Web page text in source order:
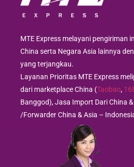
MTE Express melayani pengiriman
China serta Negara Asia lainnya
yang terjangkau.
Layanan Prioritas MTE Express
dari marketplace China (Taobao,
Banggod), Jasa Import Dari China
/Forwarder China & Asia –